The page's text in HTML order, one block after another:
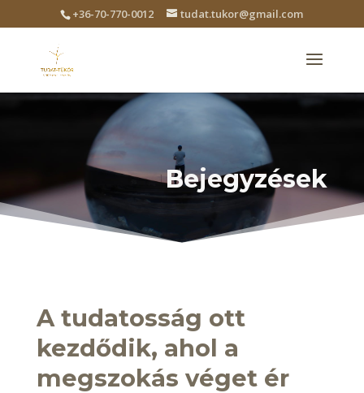
+36-70-770-0012 tudat.tukor@gmail.com
Bejegyzések
A tudatosság ott
kezdődik, ahol a
megszokás véget ér